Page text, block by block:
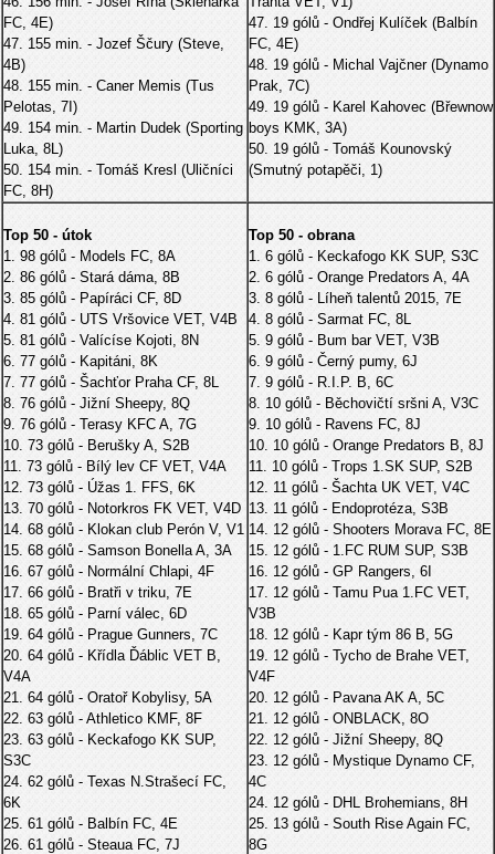
FC, 4E)
47. 155 min. - Jozef Ščury (Steve,
4B)
48. 155 min. - Caner Memis (Tus
Pelotas, 7I)
49. 154 min. - Martin Dudek (Sporting
Luka, 8L)
50. 154 min. - Tomáš Kresl (Uličníci
FC, 8H)
47. 19 gólů - Ondřej Kulíček (Balbín
FC, 4E)
48. 19 gólů - Michal Vajčner (Dynamo
Prak, 7C)
49. 19 gólů - Karel Kahovec (Břewnow
boys KMK, 3A)
50. 19 gólů - Tomáš Kounovský
(Smutný potapěči, 1)
Top 50 - útok
1. 98 gólů - Models FC, 8A
2. 86 gólů - Stará dáma, 8B
3. 85 gólů - Papíráci CF, 8D
4. 81 gólů - UTS Vršovice VET, V4B
5. 81 gólů - Valícíse Kojoti, 8N
6. 77 gólů - Kapitáni, 8K
7. 77 gólů - Šachťor Praha CF, 8L
8. 76 gólů - Jižní Sheepy, 8Q
9. 76 gólů - Terasy KFC A, 7G
10. 73 gólů - Berušky A, S2B
11. 73 gólů - Bílý lev CF VET, V4A
12. 73 gólů - Úžas 1. FFS, 6K
13. 70 gólů - Notorkros FK VET, V4D
14. 68 gólů - Klokan club Perón V, V1
15. 68 gólů - Samson Bonella A, 3A
16. 67 gólů - Normální Chlapi, 4F
17. 66 gólů - Bratři v triku, 7E
18. 65 gólů - Parní válec, 6D
19. 64 gólů - Prague Gunners, 7C
20. 64 gólů - Křídla Ďáblic VET B,
V4A
21. 64 gólů - Oratoř Kobylisy, 5A
22. 63 gólů - Athletico KMF, 8F
23. 63 gólů - Keckafogo KK SUP,
S3C
24. 62 gólů - Texas N.Strašecí FC,
6K
25. 61 gólů - Balbín FC, 4E
26. 61 gólů - Steaua FC, 7J
Top 50 - obrana
1. 6 gólů - Keckafogo KK SUP, S3C
2. 6 gólů - Orange Predators A, 4A
3. 8 gólů - Líheň talentů 2015, 7E
4. 8 gólů - Sarmat FC, 8L
5. 9 gólů - Bum bar VET, V3B
6. 9 gólů - Černý pumy, 6J
7. 9 gólů - R.I.P. B, 6C
8. 10 gólů - Běchovičtí sršni A, V3C
9. 10 gólů - Ravens FC, 8J
10. 10 gólů - Orange Predators B, 8J
11. 10 gólů - Trops 1.SK SUP, S2B
12. 11 gólů - Šachta UK VET, V4C
13. 11 gólů - Endoprotéza, S3B
14. 12 gólů - Shooters Morava FC, 8E
15. 12 gólů - 1.FC RUM SUP, S3B
16. 12 gólů - GP Rangers, 6I
17. 12 gólů - Tamu Pua 1.FC VET,
V3B
18. 12 gólů - Kapr tým 86 B, 5G
19. 12 gólů - Tycho de Brahe VET,
V4F
20. 12 gólů - Pavana AK A, 5C
21. 12 gólů - ONBLACK, 8O
22. 12 gólů - Jižní Sheepy, 8Q
23. 12 gólů - Mystique Dynamo CF,
4C
24. 12 gólů - DHL Brohemians, 8H
25. 13 gólů - South Rise Again FC,
8G